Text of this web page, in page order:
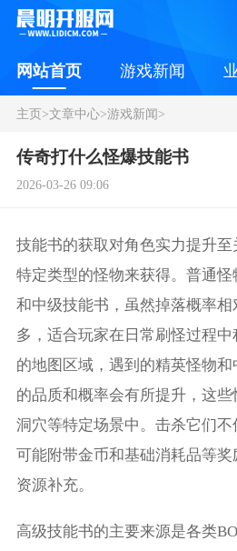
网站首页 游戏新闻
主页>文章中心>游戏新闻>
传奇打什么怪爆技能书
2026-03-26 09:06
技能书的获取对角色实力提升
特定类型的怪物来获得。普通
和中级技能书，虽然掉落概率
多，适合玩家在日常刷怪过程
的地图区域，遇到的精英怪物
的品质和概率会有所提升，这些
洞穴等特定场景中。击杀它们
可能附带金币和基础消耗品等
资源补充。
高级技能书的主要来源是各类